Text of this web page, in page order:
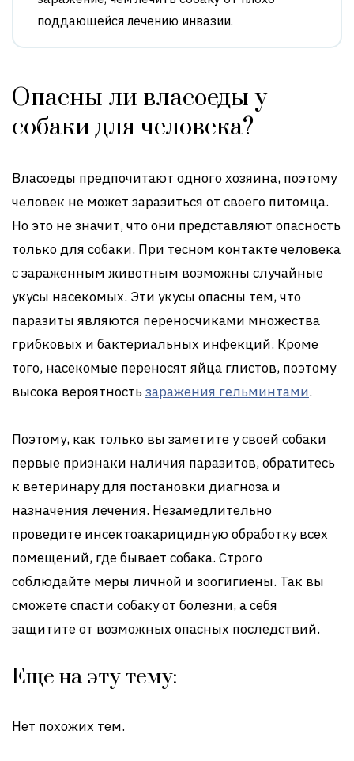
поддающейся лечению инвазии.
Опасны ли власоеды у
собаки для человека?
Власоеды предпочитают одного хозяина, поэтому
человек не может заразиться от своего питомца.
Но это не значит, что они представляют опасность
только для собаки. При тесном контакте человека
с зараженным животным возможны случайные
укусы насекомых. Эти укусы опасны тем, что
паразиты являются переносчиками множества
грибковых и бактериальных инфекций. Кроме
того, насекомые переносят яйца глистов, поэтому
высока вероятность заражения гельминтами.
Поэтому, как только вы заметите у своей собаки
первые признаки наличия паразитов, обратитесь
к ветеринару для постановки диагноза и
назначения лечения. Незамедлительно
проведите инсектоакарицидную обработку всех
помещений, где бывает собака. Строго
соблюдайте меры личной и зоогигиены. Так вы
сможете спасти собаку от болезни, а себя
защитите от возможных опасных последствий.
Еще на эту тему:
Нет похожих тем.